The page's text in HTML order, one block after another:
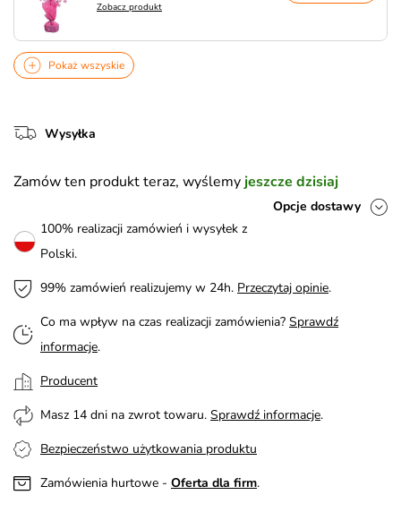
Zobacz produkt
Pokaż wszyskie
Wysyłka
Zamów ten produkt teraz, wyślemy jeszcze dzisiaj
Opcje dostawy
100% realizacji zamówień i wysyłek z
Polski.
99% zamówień realizujemy w 24h. Przeczytaj opinie.
Co ma wpływ na czas realizacji zamówienia? Sprawdź
informacje.
Producent
Masz 14 dni na zwrot towaru. Sprawdź informacje.
Bezpieczeństwo użytkowania produktu
Zamówienia hurtowe - Oferta dla firm.